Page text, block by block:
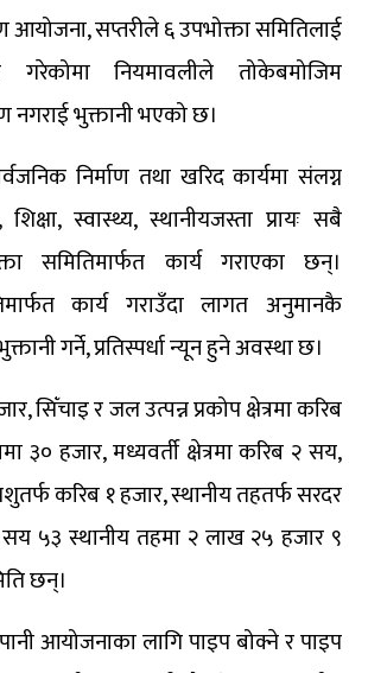
आयोजना, सप्तरीले ६ उपभोक्ता समितिलाई
गरेकोमा नियमावलीले तोकेबमोजिम
नगराई भुक्तानी भएको छ।
निर्माण तथा खरिद कार्यमा संलग्न
शिक्षा, स्वास्थ्य, स्थानीयजस्ता प्रायः सबै
समितिमार्फत कार्य गराएका छन्।
कार्य गराउँदा लागत अनुमानकै
गर्ने, प्रतिस्पर्धा न्यून हुने अवस्था छ।
सिँचाइ र जल उत्पन्न प्रकोप क्षेत्रमा करिब
३० हजार, मध्यवर्ती क्षेत्रमा करिब २ सय,
करिब १ हजार, स्थानीय तहतर्फ सरदर
५३ स्थानीय तहमा २ लाख २५ हजार ९
छन्।
आयोजनाका लागि पाइप बोक्ने र पाइप